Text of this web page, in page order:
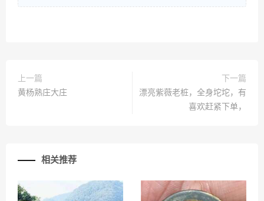
上一篇
黄杨熟庄大庄
下一篇
漂亮紫薇老桩，全身坨坨，有
喜欢赶紧下单，
相关推荐